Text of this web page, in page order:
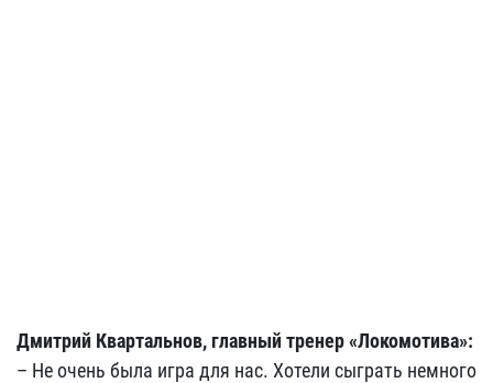
Дмитрий Квартальнов, главный тренер «Локомотива»:
– Не очень была игра для нас. Хотели сыграть немного